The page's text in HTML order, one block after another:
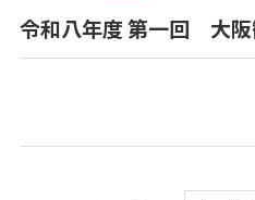
令和八年度 第一回 大